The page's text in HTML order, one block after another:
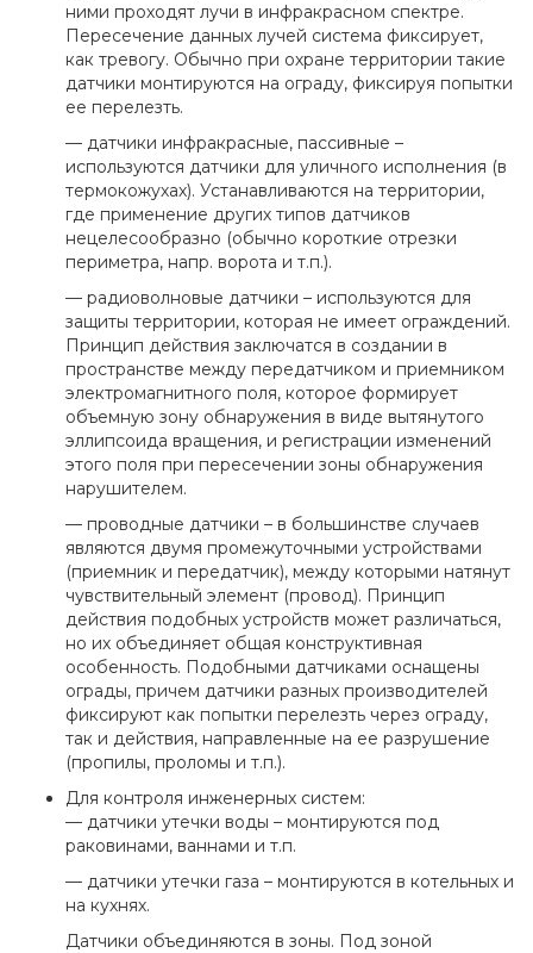
ними проходят лучи в инфракрасном спектре.
Пересечение данных лучей система фиксирует,
как тревогу. Обычно при охране территории такие
датчики монтируются на ограду, фиксируя попытки
ее перелезть.
— датчики инфракрасные, пассивные –
используются датчики для уличного исполнения (в
термокожухах). Устанавливаются на территории,
где применение других типов датчиков
нецелесообразно (обычно короткие отрезки
периметра, напр. ворота и т.п.).
— радиоволновые датчики – используются для
защиты территории, которая не имеет ограждений.
Принцип действия заключатся в создании в
пространстве между передатчиком и приемником
электромагнитного поля, которое формирует
объемную зону обнаружения в виде вытянутого
эллипсоида вращения, и регистрации изменений
этого поля при пересечении зоны обнаружения
нарушителем.
— проводные датчики – в большинстве случаев
являются двумя промежуточными устройствами
(приемник и передатчик), между которыми натянут
чувствительный элемент (провод). Принцип
действия подобных устройств может различаться,
но их объединяет общая конструктивная
особенность. Подобными датчиками оснащены
ограды, причем датчики разных производителей
фиксируют как попытки перелезть через ограду,
так и действия, направленные на ее разрушение
(пропилы, проломы и т.п.).
Для контроля инженерных систем:
— датчики утечки воды – монтируются под
раковинами, ваннами и т.п.
— датчики утечки газа – монтируются в котельных и
на кухнях.
Датчики объединяются в зоны. Под зоной